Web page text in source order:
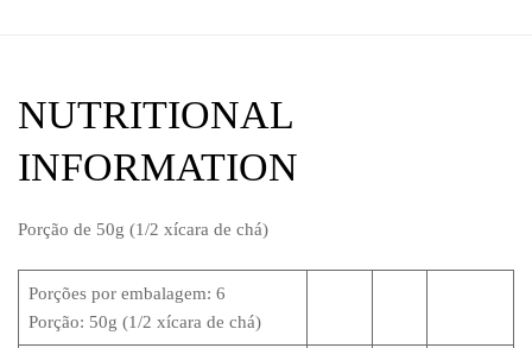
NUTRITIONAL
INFORMATION
Porção de 50g (1/2 xícara de chá)
Porções por embalagem: 6
Porção: 50g (1/2 xícara de chá)